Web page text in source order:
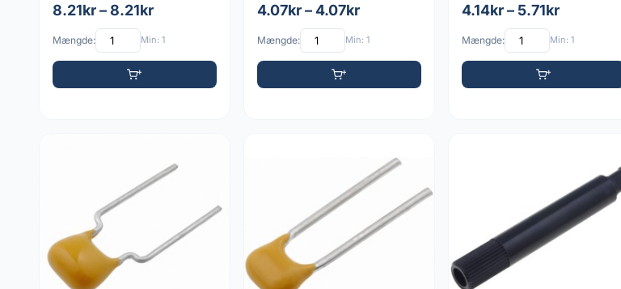
8.21kr – 8.21kr
Mængde: Min: 1
4.07kr – 4.07kr
Mængde: Min: 1
4.14kr – 5.71kr
Mængde: Min: 1